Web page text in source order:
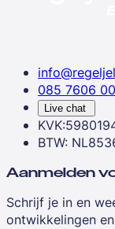
085 7606
Live chat
BTW:
Aanmelden
Schrijf je in en
ontwikkelingen